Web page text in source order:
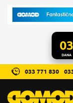
03
DANA
033 771 830